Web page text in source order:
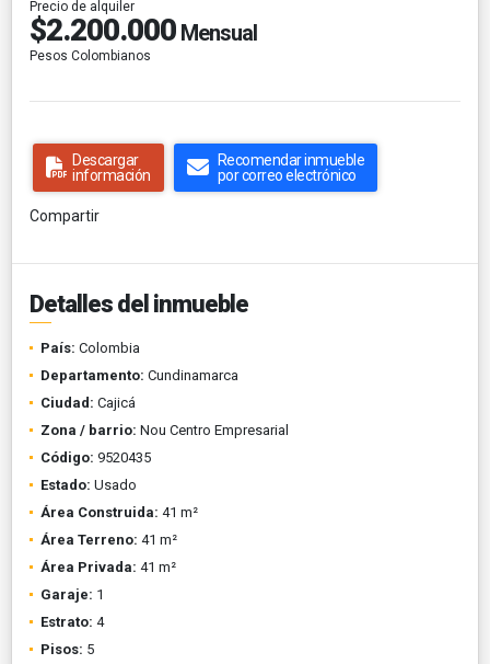
Precio de alquiler
$2.200.000 Mensual
Pesos Colombianos
Descargar
información
Recomendar inmueble
por correo electrónico
Compartir
Detalles del inmueble
País: Colombia
Departamento: Cundinamarca
Ciudad: Cajicá
Zona / barrio: Nou Centro Empresarial
Código: 9520435
Estado: Usado
Área Construida: 41 m²
Área Terreno: 41 m²
Área Privada: 41 m²
Garaje: 1
Estrato: 4
Pisos: 5